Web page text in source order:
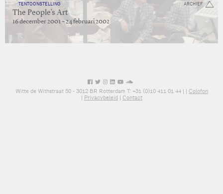
ARCHIEF
TENTOONSTELLING
The People’s Art
16 december 2001 – 24 februari 2002
Witte de Withstraat 50 - 3012 BR Rotterdam T: +31 (0)10 411 01 44 | | Colofon
| Privacybeleid| Contact